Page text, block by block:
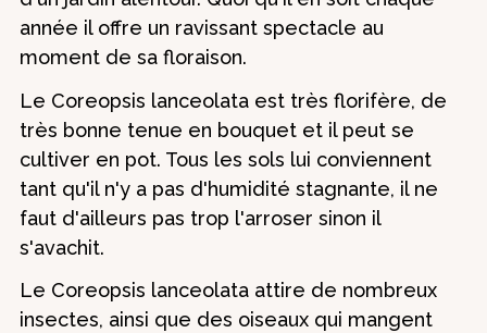
année il offre un ravissant spectacle au
moment de sa floraison.
Le Coreopsis lanceolata est très florifère, de
très bonne tenue en bouquet et il peut se
cultiver en pot. Tous les sols lui conviennent
tant qu'il n'y a pas d'humidité stagnante, il ne
faut d'ailleurs pas trop l'arroser sinon il
s'avachit.
Le Coreopsis lanceolata attire de nombreux
insectes, ainsi que des oiseaux qui mangent